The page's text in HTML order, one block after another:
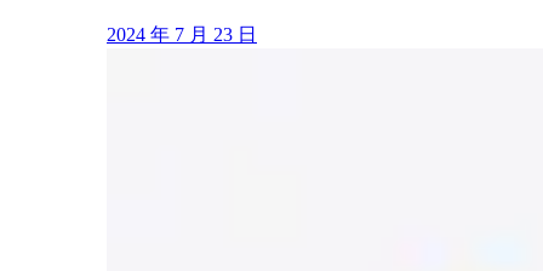
2024 年 7 月 23 日